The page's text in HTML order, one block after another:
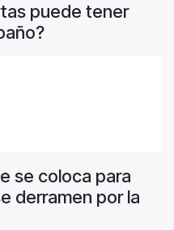
puede tener
se coloca para
derramen por la